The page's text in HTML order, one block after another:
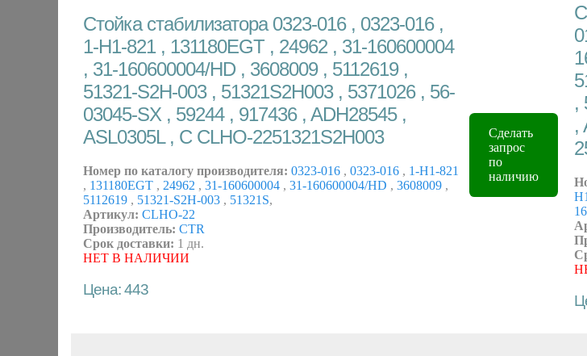
Стойка стабилизатора 0323-016 , 0323-016 ,
1-H1-821 , 131180EGT , 24962 , 31-160600004
, 31-160600004/HD , 3608009 , 5112619 ,
51321-S2H-003 , 51321S2H003 , 5371026 , 56-
03045-SX , 59244 , 917436 , ADH28545 ,
ASL0305L , C CLHO-2251321S2H003
Номер по каталогу производителя: 0323-016 , 0323-016 , 1-H1-821
, 131180EGT , 24962 , 31-160600004 , 31-160600004/HD , 3608009 ,
5112619 , 51321-S2H-003 , 51321S,
Артикул: CLHO-22
Производитель: CTR
Срок доставки: 1 дн.
НЕТ В НАЛИЧИИ
Цена: 443
Сделать
запрос
по
наличию
,
,